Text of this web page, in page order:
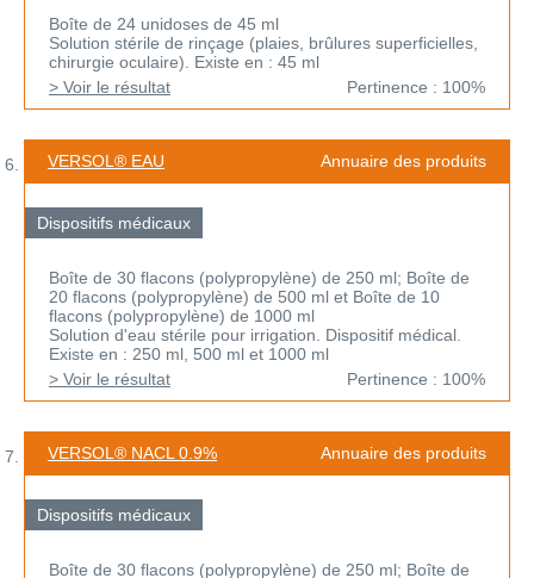
Boîte de 24 unidoses de 45 ml
Solution stérile de rinçage (plaies, brûlures superficielles,
chirurgie oculaire). Existe en : 45 ml
> Voir le résultat
Pertinence : 100%
VERSOL® EAU Annuaire des produits
Dispositifs médicaux
Boîte de 30 flacons (polypropylène) de 250 ml; Boîte de
20 flacons (polypropylène) de 500 ml et Boîte de 10
flacons (polypropylène) de 1000 ml
Solution d'eau stérile pour irrigation. Dispositif médical.
Existe en : 250 ml, 500 ml et 1000 ml
> Voir le résultat
Pertinence : 100%
VERSOL® NACL 0.9% Annuaire des produits
Dispositifs médicaux
Boîte de 30 flacons (polypropylène) de 250 ml; Boîte de